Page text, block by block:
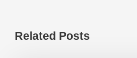
Related Posts